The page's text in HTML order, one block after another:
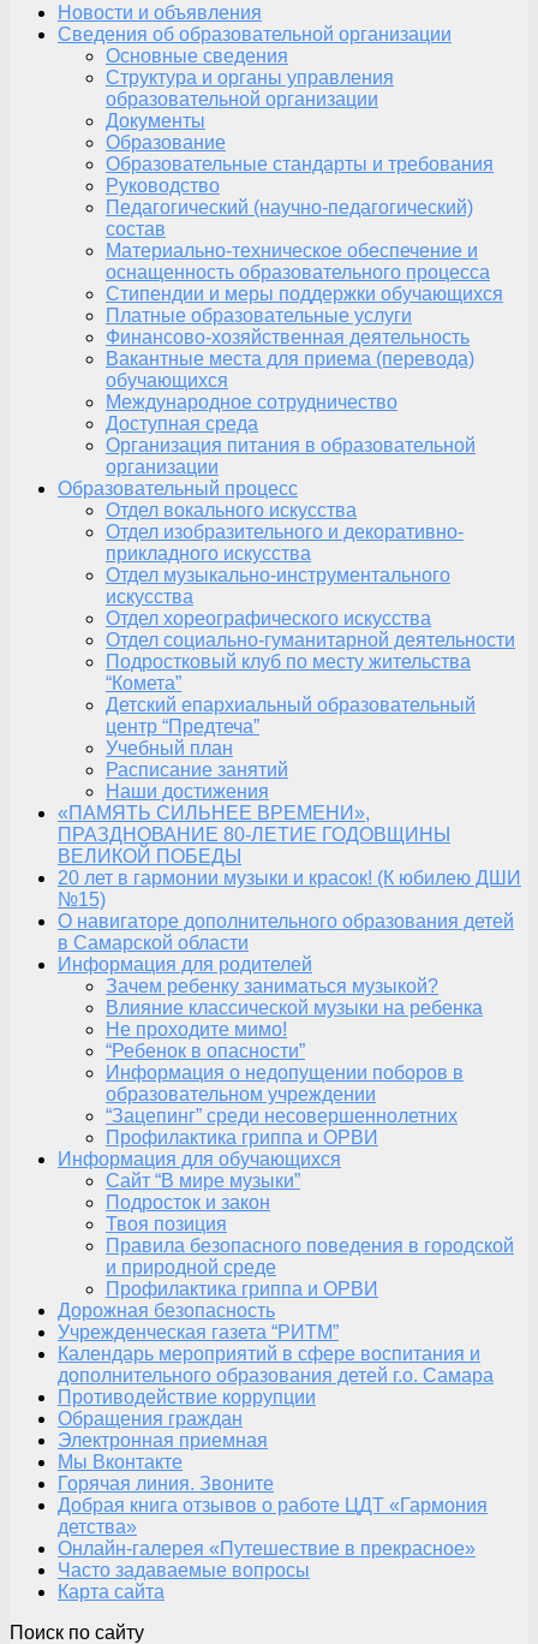
Новости и объявления
Сведения об образовательной организации
Основные сведения
Структура и органы управления
образовательной организации
Документы
Образование
Образовательные стандарты и требования
Руководство
Педагогический (научно-педагогический)
состав
Материально-техническое обеспечение и
оснащенность образовательного процесса
Стипендии и меры поддержки обучающихся
Платные образовательные услуги
Финансово-хозяйственная деятельность
Вакантные места для приема (перевода)
обучающихся
Международное сотрудничество
Доступная среда
Организация питания в образовательной
организации
Образовательный процесс
Отдел вокального искусства
Отдел изобразительного и декоративно-
прикладного искусства
Отдел музыкально-инструментального
искусства
Отдел хореографического искусства
Отдел социально-гуманитарной деятельности
Подростковый клуб по месту жительства
“Комета”
Детский епархиальный образовательный
центр “Предтеча”
Учебный план
Расписание занятий
Наши достижения
«ПАМЯТЬ СИЛЬНЕЕ ВРЕМЕНИ»,
ПРАЗДНОВАНИЕ 80-ЛЕТИЕ ГОДОВЩИНЫ
ВЕЛИКОЙ ПОБЕДЫ
20 лет в гармонии музыки и красок! (К юбилею ДШИ
№15)
О навигаторе дополнительного образования детей
в Самарской области
Информация для родителей
Зачем ребенку заниматься музыкой?
Влияние классической музыки на ребенка
Не проходите мимо!
“Ребенок в опасности”
Информация о недопущении поборов в
образовательном учреждении
“Зацепинг” среди несовершеннолетних
Профилактика гриппа и ОРВИ
Информация для обучающихся
Сайт “В мире музыки”
Подросток и закон
Твоя позиция
Правила безопасного поведения в городской
и природной среде
Профилактика гриппа и ОРВИ
Дорожная безопасность
Учрежденческая газета “РИТМ”
Календарь мероприятий в сфере воспитания и
дополнительного образования детей г.о. Самара
Противодействие коррупции
Обращения граждан
Электронная приемная
Мы Вконтакте
Горячая линия. Звоните
Добрая книга отзывов о работе ЦДТ «Гармония
детства»
Онлайн-галерея «Путешествие в прекрасное»
Часто задаваемые вопросы
Карта сайта
Поиск по сайту